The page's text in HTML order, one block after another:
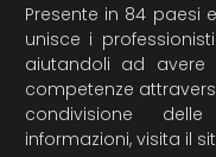
Presente in 84 paesi
unisce i
aiutandoli ad
competenze
condivisione
informazioni, visita il